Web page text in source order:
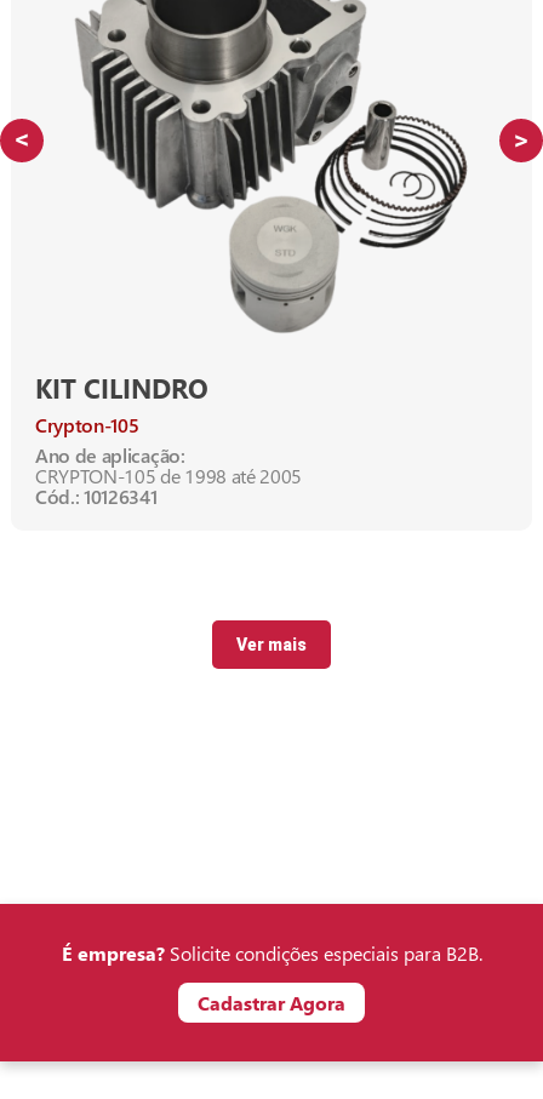
KIT CILINDRO
Crypton-105
Ano de aplicação:
CRYPTON-105 de 1998 até 2005
Cód.: 10126341
Ver mais
É empresa?Solicite condições especiais para B2B.
Cadastrar Agora